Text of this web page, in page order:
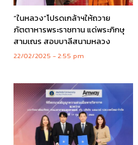
“ในหลวง”โปรดเกล้าฯให้ถวาย
ภัตตาหารพระราชทาน แด่พระภิกษุ
สามเณร สอบบาลีสนามหลวง
22/02/2025 2:55 pm